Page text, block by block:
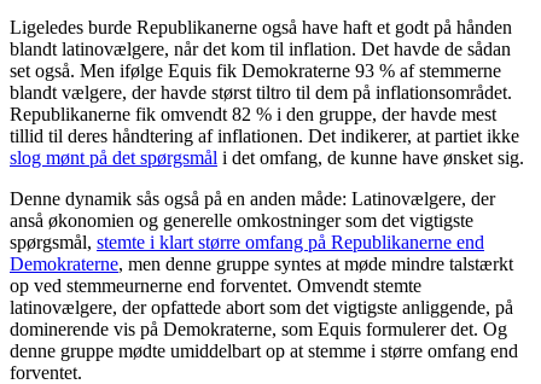
Ligeledes burde Republikanerne også have haft et godt på hånden
blandt latinovælgere, når det kom til inflation. Det havde de sådan
set også. Men ifølge Equis fik Demokraterne 93 % af stemmerne
blandt vælgere, der havde størst tiltro til dem på inflationsområdet.
Republikanerne fik omvendt 82 % i den gruppe, der havde mest
tillid til deres håndtering af inflationen. Det indikerer, at partiet ikke
slog mønt på det spørgsmål i det omfang, de kunne have ønsket sig.
Denne dynamik sås også på en anden måde: Latinovælgere, der
anså økonomien og generelle omkostninger som det vigtigste
spørgsmål, stemte i klart større omfang på Republikanerne end
Demokraterne, men denne gruppe syntes at møde mindre talstærkt
op ved stemmeurnerne end forventet. Omvendt stemte
latinovælgere, der opfattede abort som det vigtigste anliggende, på
dominerende vis på Demokraterne, som Equis formulerer det. Og
denne gruppe mødte umiddelbart op at stemme i større omfang end
forventet.